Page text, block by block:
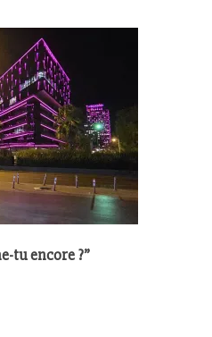
tu encore ?”